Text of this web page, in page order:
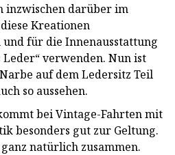
inzwischen darüber im
Kreationen
für die Innenausstattung
Leder“ verwenden. Nun ist
auf dem Ledersitz Teil
so aussehen.
bei Vintage-Fahrten mit
besonders gut zur Geltung.
natürlich zusammen.